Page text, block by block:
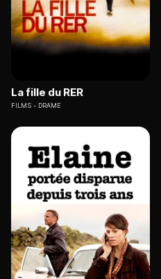
La fille du RER
FILMS DRAME